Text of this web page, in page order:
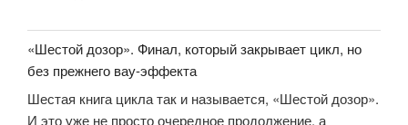
книге
«Лабиринт
отражений»
Сергея
Лукьяненко»
«Шестой дозор». Финал, который закрывает цикл, но
без прежнего вау-эффекта
Шестая книга цикла так и называется, «Шестой дозор».
И это уже не просто очередное продолжение, а